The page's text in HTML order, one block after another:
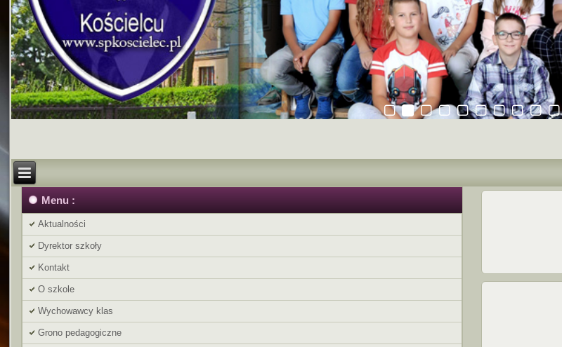
Menu :
Aktualności
Dyrektor szkoły
Kontakt
O szkole
Wychowawcy klas
Grono pedagogiczne